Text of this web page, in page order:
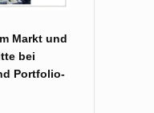
Markt und
bei
Portfolio­